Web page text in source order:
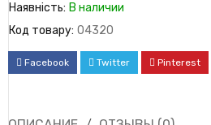
Наявність: В наличии
Код товару: 04320
Facebook Twitter Pinterest